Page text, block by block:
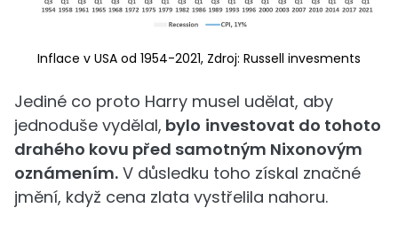
Inflace v USA od 1954-2021, Zdroj: Russell invesments
Jediné co proto Harry musel udělat, aby
jednoduše vydělal, bylo investovat do tohoto
drahého kovu před samotným Nixonovým
oznámením. V důsledku toho získal značné
jmění, když cena zlata vystřelila nahoru.